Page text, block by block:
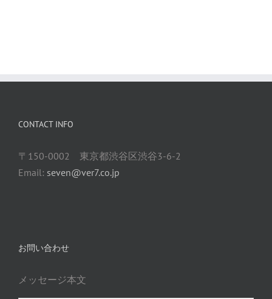
CONTACT INFO
〒150-0002 東京都渋谷区渋谷3-6-2
Email: seven@ver7.co.jp
お問い合わせ
メッセージ本文